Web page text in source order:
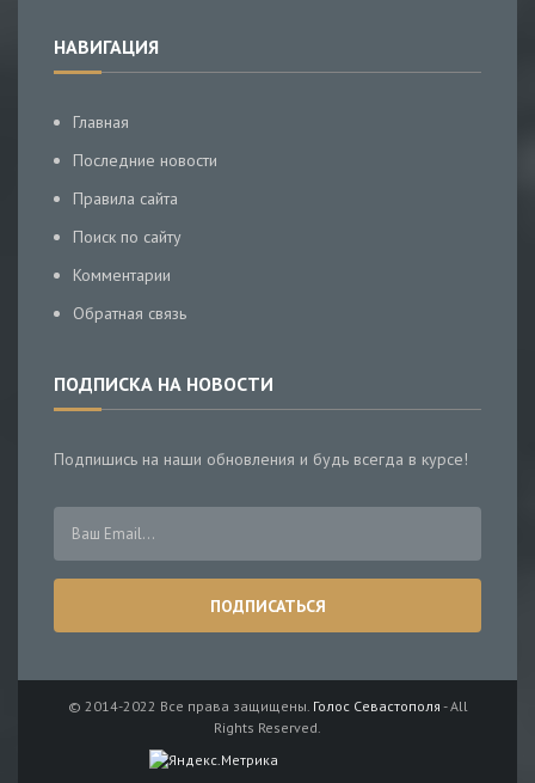
НАВИГАЦИЯ
Главная
Последние новости
Правила сайта
Поиск по сайту
Комментарии
Обратная связь
ПОДПИСКА НА НОВОСТИ
Подпишись на наши обновления и будь всегда в курсе!
© 2014-2022 Все права защищены. Голос Севастополя - All
Rights Reserved.